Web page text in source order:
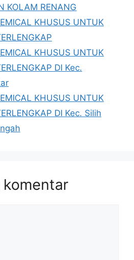
KOLAM RENANG
KHUSUS UNTUK
KHUSUS UNTUK
DI Kec.
KHUSUS UNTUK
DI Kec. Silih